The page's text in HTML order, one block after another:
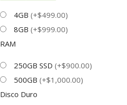
4GB (+$499.00)
8GB (+$999.00)
RAM
250GB SSD (+$900.00)
500GB (+$1,000.00)
Disco Duro